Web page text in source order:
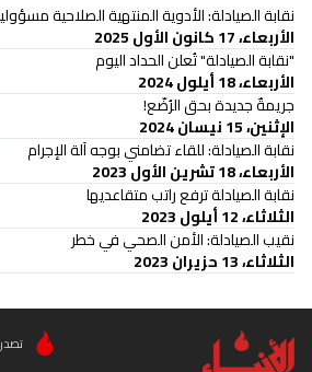
نقابة الصيادلة: الأدوية المنتهية الصلاحية
الأربعاء، 17 كانون الأول 2025
"نقابة الصيادلة" تُعلن الحداد اليوم
الأربعاء، 18 أيلول 2024
جريمةٌ جديدة بحق الرُضّع!
الإثنين، 15 نيسان 2024
نقابة الصيادلة: للقاء تضامني بوجه آلة الإجرام
الأربعاء، 18 تشرين الأول 2023
نقابة الصيادلة ترفع راتب متقاعديها
الثلاثاء، 12 أيلول 2023
نقيب الصيادلة: الأمن الصحي في خطر
الثلاثاء، 13 حزيران 2023